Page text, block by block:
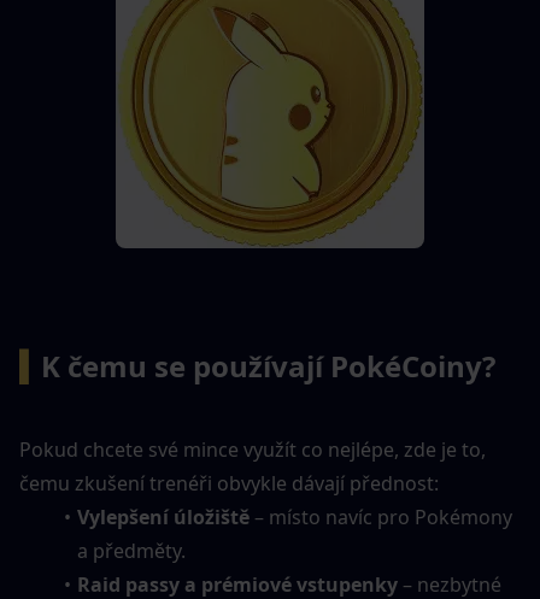
K čemu se používají PokéCoiny?
Pokud chcete své mince využít co nejlépe, zde je to,
čemu zkušení trenéři obvykle dávají přednost:
Vylepšení úložiště – místo navíc pro Pokémony
a předměty.
Raid passy a prémiové vstupenky – nezbytné